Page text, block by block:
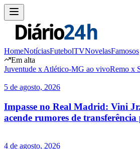
HomeNotíciasFutebolTVNovelasFamosos
Em alta
Juventude x Atlético-MG ao vivoRemo x
5 de agosto, 2026
Impasse no Real Madrid: Vini
acende rumores de
4 de agosto, 2026